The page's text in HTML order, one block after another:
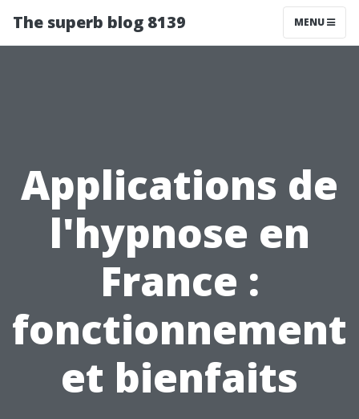
The superb blog 8139 MENU
Applications de
l'hypnose en
France :
fonctionnement
et bienfaits